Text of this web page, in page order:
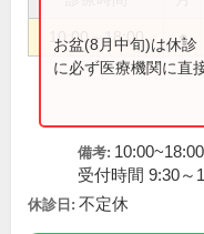
10:00～18:00 ●
お盆(8月中旬)は休診
に必ず医療機関に直
備考:
受付時間 9:30～
休診日: 不定休